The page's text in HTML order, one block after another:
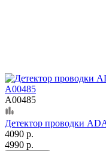
А00485
Детектор проводки
4090 р.
4990 р.